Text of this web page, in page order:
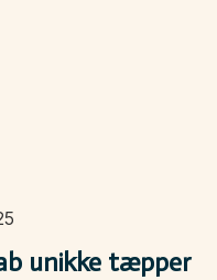
unikke tæpper